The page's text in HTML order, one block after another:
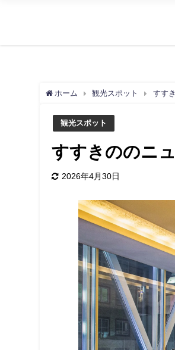
ホーム 観光スポット すす
観光スポット
すすきののニ
2026年4月30日